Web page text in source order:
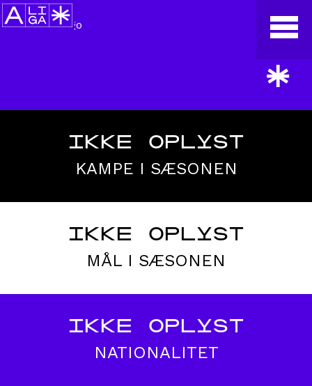
*
IKKE OPLYST
KAMPE I SÆSONEN
IKKE OPLYST
MÅL I SÆSONEN
IKKE OPLYST
NATIONALITET